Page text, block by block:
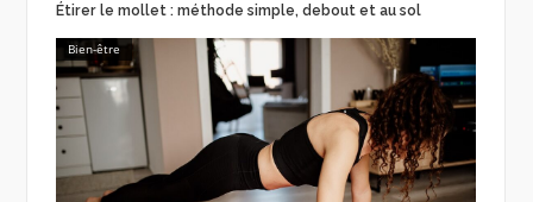
Étirer le mollet : méthode simple, debout et au sol
Bien-être